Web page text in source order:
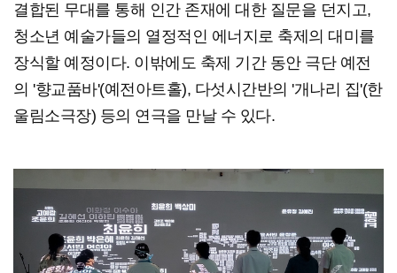
결합된 무대를 통해 인간 존재에 대한 질문을 던지고,
청소년 예술가들의 열정적인 에너지로 축제의 대미를
장식할 예정이다. 이밖에도 축제 기간 동안 극단 예전
의 '향교품바'(예전아트홀), 다섯시간반의 '개나리 집'(한
울림소극장) 등의 연극을 만날 수 있다.